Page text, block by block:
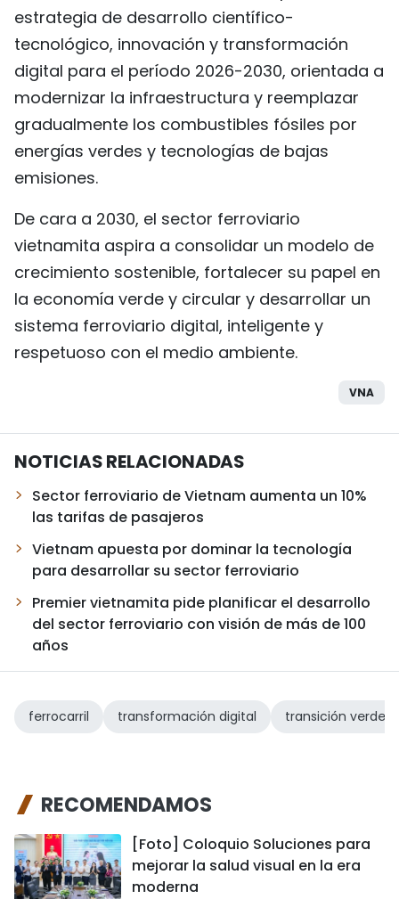
estrategia de desarrollo científico-
tecnológico, innovación y transformación
digital para el período 2026-2030, orientada a
modernizar la infraestructura y reemplazar
gradualmente los combustibles fósiles por
energías verdes y tecnologías de bajas
emisiones.
De cara a 2030, el sector ferroviario
vietnamita aspira a consolidar un modelo de
crecimiento sostenible, fortalecer su papel en
la economía verde y circular y desarrollar un
sistema ferroviario digital, inteligente y
respetuoso con el medio ambiente.
VNA
NOTICIAS RELACIONADAS
Sector ferroviario de Vietnam aumenta un 10%
las tarifas de pasajeros
Vietnam apuesta por dominar la tecnología
para desarrollar su sector ferroviario
Premier vietnamita pide planificar el desarrollo
del sector ferroviario con visión de más de 100
años
ferrocarril transformación digital transición verde
RECOMENDAMOS
[Foto] Coloquio Soluciones para
mejorar la salud visual en la era
moderna